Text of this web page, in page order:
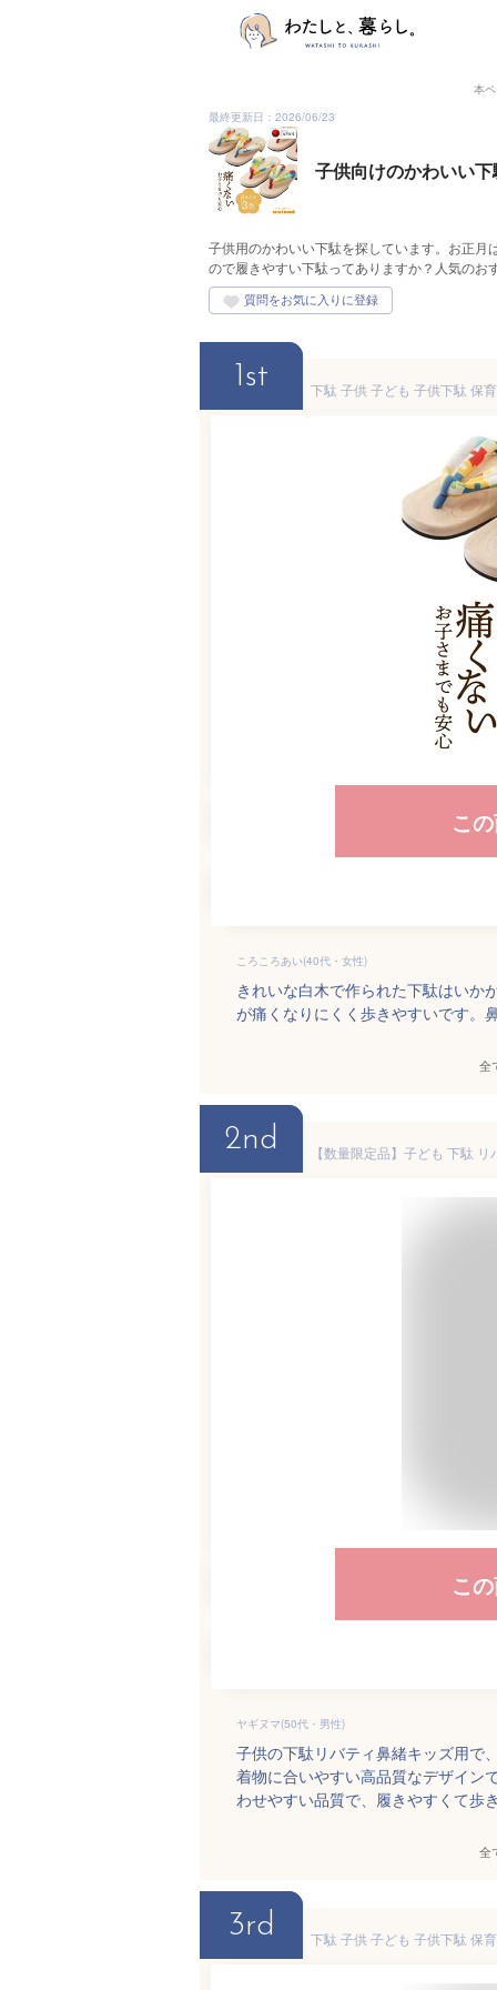
本
最終更新日：2026/06/23
子供向けのかわいい
子供用のかわいい下駄を探しています。お正
ので履きやすい下駄ってありますか？人気のお
1st
こ
ころころあい(40代・女性)
きれいな白木で作られた下駄はいか
が痛くなりにくく歩きやすいです。
全
2nd
こ
ヤギヌマ(50代・男性)
子供の下駄リバティ鼻緒キッズ用で
着物に合いやすい高品質なデザイン
わせやすい品質で、履きやすくて歩
全
3rd